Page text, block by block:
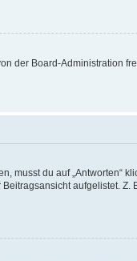
der Board-Administration
musst du auf „Antworten“
aufgelistet. Z.